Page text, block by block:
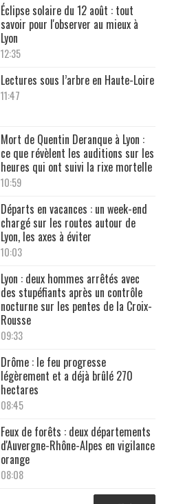
Éclipse solaire du 12 août : tout
savoir pour l'observer au mieux à
Lyon
12:35
Lectures sous l’arbre en Haute-Loire
11:47
Mort de Quentin Deranque à Lyon :
ce que révèlent les auditions sur les
heures qui ont suivi la rixe mortelle
10:59
Départs en vacances : un week-end
chargé sur les routes autour de
Lyon, les axes à éviter
10:03
Lyon : deux hommes arrêtés avec
des stupéfiants après un contrôle
nocturne sur les pentes de la Croix-
Rousse
09:33
Drôme : le feu progresse
légèrement et a déjà brûlé 270
hectares
08:45
Feux de forêts : deux départements
d'Auvergne-Rhône-Alpes en vigilance
orange
08:08